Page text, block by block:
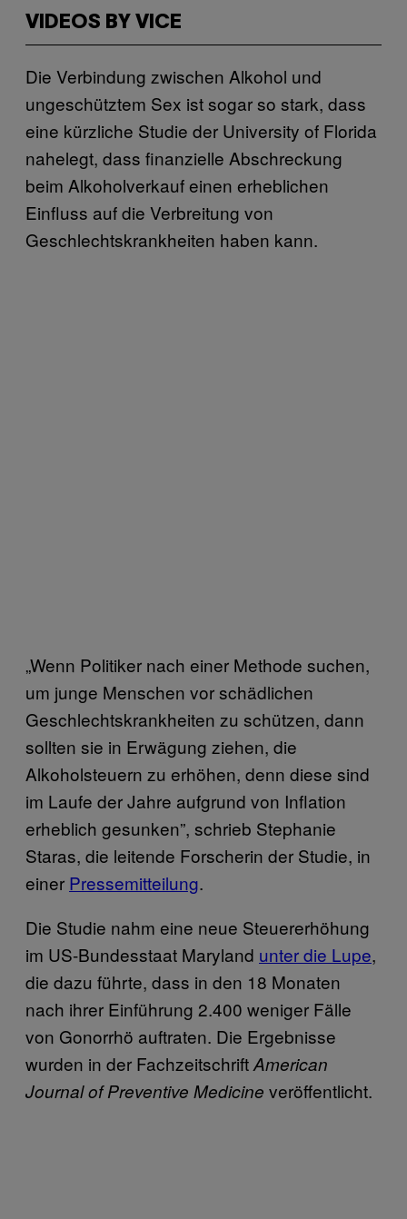
VIDEOS BY VICE
Die Verbindung zwischen Alkohol und
ungeschütztem Sex ist sogar so stark, dass
eine kürzliche Studie der University of Florida
nahelegt, dass finanzielle Abschreckung
beim Alkoholverkauf einen erheblichen
Einfluss auf die Verbreitung von
Geschlechtskrankheiten haben kann.
„Wenn Politiker nach einer Methode suchen,
um junge Menschen vor schädlichen
Geschlechtskrankheiten zu schützen, dann
sollten sie in Erwägung ziehen, die
Alkoholsteuern zu erhöhen, denn diese sind
im Laufe der Jahre aufgrund von Inflation
erheblich gesunken”, schrieb Stephanie
Staras, die leitende Forscherin der Studie, in
einer Pressemitteilung.
Die Studie nahm eine neue Steuererhöhung
im US-Bundesstaat Maryland unter die Lupe,
die dazu führte, dass in den 18 Monaten
nach ihrer Einführung 2.400 weniger Fälle
von Gonorrhö auftraten. Die Ergebnisse
wurden in der FachzeitschriftAmerican
Journal of Preventive Medicine veröffentlicht.